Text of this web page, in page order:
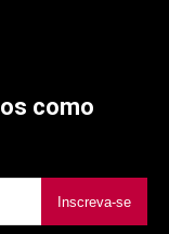
como
Inscreva-se